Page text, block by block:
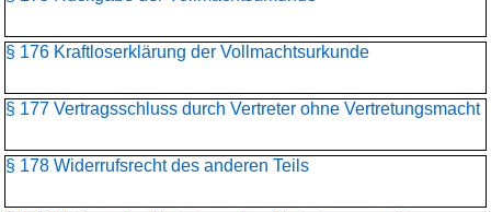
§ 176 Kraftloserklärung der Vollmachtsurkunde
§ 177 Vertragsschluss durch Vertreter ohne Vertretungsmacht
§ 178 Widerrufsrecht des anderen Teils